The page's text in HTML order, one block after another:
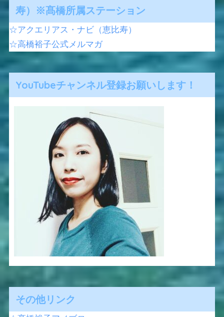
寿）※髙橋所属ステーション
☆アクエリアス・ナビ（恵比寿）
☆高橋裕子公式メルマガ
YouTubeチャンネル登録お願いします！
その他リンク